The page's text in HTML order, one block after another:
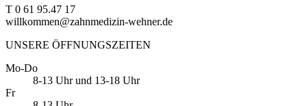
T 0 61 95.47 17
willkommen@zahnmedizin-wehner.de
UNSERE ÖFFNUNGSZEITEN
Mo-Do
8-13 Uhr und 13-18 Uhr
Fr